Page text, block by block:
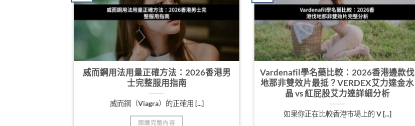
威而鋼用法用量正確方法：2026香港男
士完整服用指南
威而鋼（Viagra）的正確用 [...]
閱讀完整內容
Vardenafil學名藥比較：2026香港邊款伐
地那非雙效片最抵？VERDEX艾力達金水
晶 vs 紅屁股艾力達詳細分析
如果你正在比較香港市場上的 V [...]